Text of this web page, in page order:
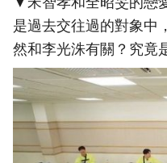
是過去交往過的對象中
然和李光洙有關？究竟